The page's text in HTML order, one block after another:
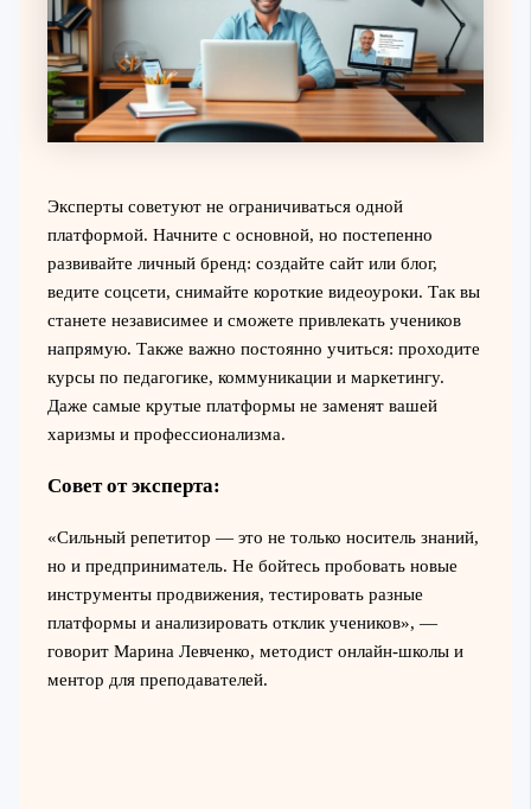
Эксперты советуют не ограничиваться одной
платформой. Начните с основной, но постепенно
развивайте личный бренд: создайте сайт или блог,
ведите соцсети, снимайте короткие видеоуроки. Так вы
станете независимее и сможете привлекать учеников
напрямую. Также важно постоянно учиться: проходите
курсы по педагогике, коммуникации и маркетингу.
Даже самые крутые платформы не заменят вашей
харизмы и профессионализма.
Совет от эксперта:
«Сильный репетитор — это не только носитель знаний,
но и предприниматель. Не бойтесь пробовать новые
инструменты продвижения, тестировать разные
платформы и анализировать отклик учеников», —
говорит Марина Левченко, методист онлайн-школы и
ментор для преподавателей.